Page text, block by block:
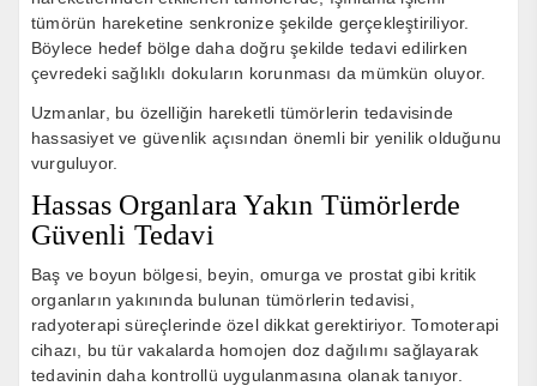
tümörün hareketine senkronize şekilde gerçekleştiriliyor.
Böylece hedef bölge daha doğru şekilde tedavi edilirken
çevredeki sağlıklı dokuların korunması da mümkün oluyor.
Uzmanlar, bu özelliğin hareketli tümörlerin tedavisinde
hassasiyet ve güvenlik açısından önemli bir yenilik olduğunu
vurguluyor.
Hassas Organlara Yakın Tümörlerde
Güvenli Tedavi
Baş ve boyun bölgesi, beyin, omurga ve prostat gibi kritik
organların yakınında bulunan tümörlerin tedavisi,
radyoterapi süreçlerinde özel dikkat gerektiriyor. Tomoterapi
cihazı, bu tür vakalarda homojen doz dağılımı sağlayarak
tedavinin daha kontrollü uygulanmasına olanak tanıyor.